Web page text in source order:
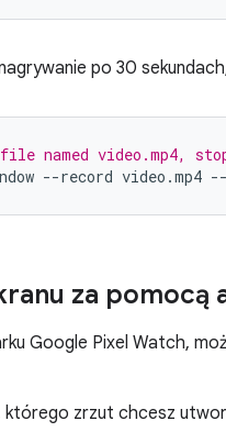
po 30
named video.mp4,
--record video.mp4
za pomocą
Google Pixel Watch,
którego zrzut chcesz